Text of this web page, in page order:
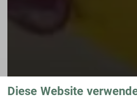
Diese Website